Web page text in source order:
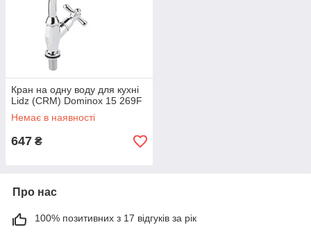
Кран на одну воду для кухні
Lidz (CRM) Dominox 15 269F
Немає в наявності
647 ₴
Про нас
100% позитивних з 17 відгуків за рік